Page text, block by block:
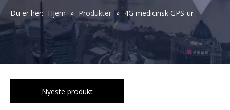
English
Du er her: Hjem » Produkter » 4G medicinsk GPS-ur
Nyeste produkt